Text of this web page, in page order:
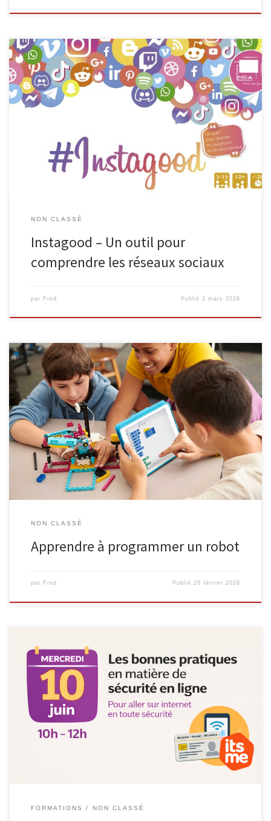
L’EPN de Malmedy, en collaboration avec Infor Jeunes, propose
une animation destinée aux élèves à partir de la 2e secondaire
pour les aider à mieux comprendre les enjeux de leur vie
numérique. Encadrée par deux animateurs (EPN + Infor Jeunes),
cette activité gratuite se déroule en deux séances de 50 […]
NON CLASSÉ
Instagood – Un outil pour
comprendre les réseaux sociaux
par Fred Publié 2 mars 2026
Destinés aux enfants de 7 à 12 ans, les ateliers d’initiation à la
robotique LEGO invitent les débutants à découvrir, pas à pas, les
bases de la programmation. En construisant et en animant leur
propre robot, ils apprennent en expérimentant… et en s’amusant
! Rendez-vous le mercredi 18 mars, de […]
NON CLASSÉ
Apprendre à programmer un robot
par Fred Publié26 février 2026
Le mercredi 10 juin 2026, de 10h à 12h, l’Espace Public
Numérique organise un atelier formatif consacré aux bonnes
pratiques en matière de sécurité en ligne, dans le cadre du cycle
Consommaverti. À l’heure où les démarches numériques et les
services en ligne font partie du quotidien, cet atelier a […]
FORMATIONS NON CLASSÉ